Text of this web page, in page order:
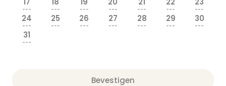
--- --- --- --- --- --- ---
24
---
25
---
26
---
27
---
28
---
29
---
30
---
31
---
Bevestigen